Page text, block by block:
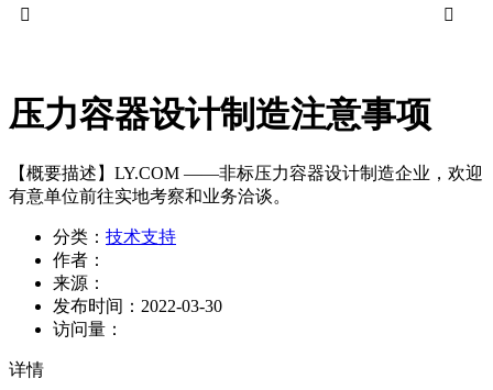


压力容器设计制造注意事项
【概要描述】 LY.COM ——非标压力容器设计制造企业，欢迎
有意单位前往实地考察和业务洽谈。
分类： 技术支持
作者：
来源：
发布时间： 2022-03-30
访问量：
详情